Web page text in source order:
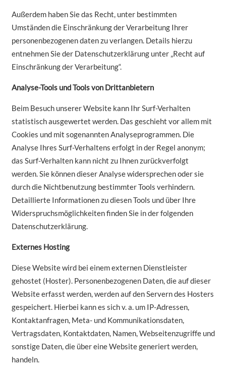
Außerdem haben Sie das Recht, unter bestimmten
Umständen die Einschränkung der Verarbeitung Ihrer
personenbezogenen daten zu verlangen. Details hierzu
entnehmen Sie der Datenschutzerklärung unter „Recht auf
Einschränkung der Verarbeitung“.
Analyse-Tools und Tools von Drittanbietern
Beim Besuch unserer Website kann Ihr Surf-Verhalten
statistisch ausgewertet werden. Das geschieht vor allem mit
Cookies und mit sogenannten Analyseprogrammen. Die
Analyse Ihres Surf-Verhaltens erfolgt in der Regel anonym;
das Surf-Verhalten kann nicht zu Ihnen zurückverfolgt
werden. Sie können dieser Analyse widersprechen oder sie
durch die Nichtbenutzung bestimmter Tools verhindern.
Detaillierte Informationen zu diesen Tools und über Ihre
Widerspruchsmöglichkeiten finden Sie in der folgenden
Datenschutzerklärung.
Externes Hosting
Diese Website wird bei einem externen Dienstleister
gehostet (Hoster). Personenbezogenen Daten, die auf dieser
Website erfasst werden, werden auf den Servern des Hosters
gespeichert. Hierbei kann es sich v. a. um IP-Adressen,
Kontaktanfragen, Meta- und Kommunikationsdaten,
Vertragsdaten, Kontaktdaten, Namen, Webseitenzugriffe und
sonstige Daten, die über eine Website generiert werden,
handeln.